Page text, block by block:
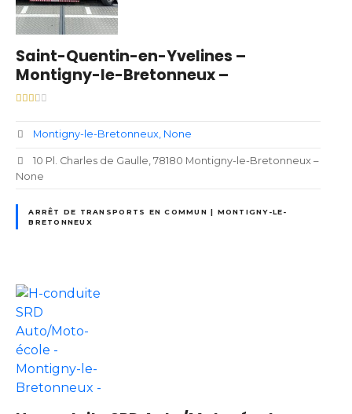
Saint-Quentin-en-Yvelines –
Montigny-le-Bretonneux –
Montigny-le-Bretonneux None
10 Pl. Charles de Gaulle, 78180 Montigny-le-Bretonneux –
None
ARRÊT DE TRANSPORTS EN COMMUN | MONTIGNY-LE-
BRETONNEUX